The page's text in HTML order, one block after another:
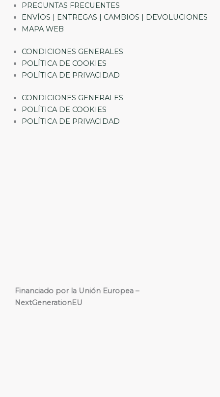
PREGUNTAS FRECUENTES
ENVÍOS | ENTREGAS | CAMBIOS | DEVOLUCIONES
MAPA WEB
CONDICIONES GENERALES
POLÍTICA DE COOKIES
POLÍTICA DE PRIVACIDAD
CONDICIONES GENERALES
POLÍTICA DE COOKIES
POLÍTICA DE PRIVACIDAD
Financiado por la Unión Europea –
NextGenerationEU